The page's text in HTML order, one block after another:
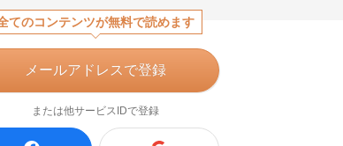
てのコンテンツが無料で読めます
メールアドレスで登録
または他サービスIDで登録